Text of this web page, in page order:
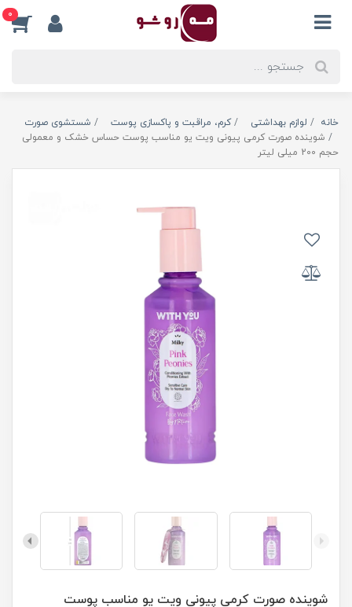
0
خانه لوازم بهداشتی کرم، مراقبت و پاکسازی پوست
شستشوی صورت
شوینده صورت کرمی پیونی ویت یو مناسب پوست حساس خشک و معمولی
حجم 200 میلی لیتر
شوینده صورت کرمی پیونی ویت یو مناسب پوست